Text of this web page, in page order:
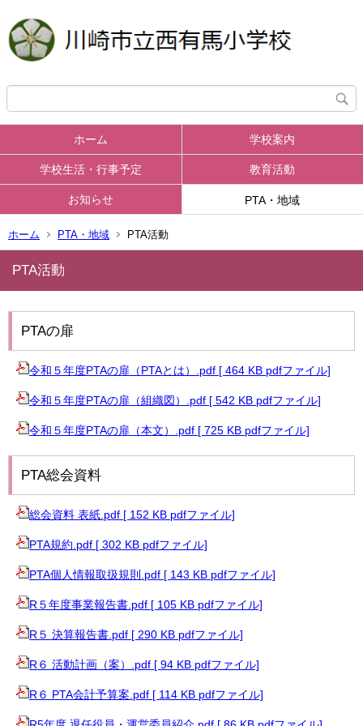
ホーム 学校案内
学校生活・行事予定 教育活動
お知らせ PTA・地域
ホーム PTA・地域 PTA活動
PTA活動
PTAの扉
令和５年度PTAの扉（PTAとは）.pdf [ 464 KB pdfファイル]
令和５年度PTAの扉（組織図）.pdf [ 542 KB pdfファイル]
令和５年度PTAの扉（本文）.pdf [ 725 KB pdfファイル]
PTA総会資料
総会資料 表紙.pdf [ 152 KB pdfファイル]
PTA規約.pdf [ 302 KB pdfファイル]
PTA個人情報取扱規則.pdf [ 143 KB pdfファイル]
R５年度事業報告書.pdf [ 105 KB pdfファイル]
R５ 決算報告書.pdf [ 290 KB pdfファイル]
R６ 活動計画（案）.pdf [ 94 KB pdfファイル]
R６ PTA会計予算案.pdf [ 114 KB pdfファイル]